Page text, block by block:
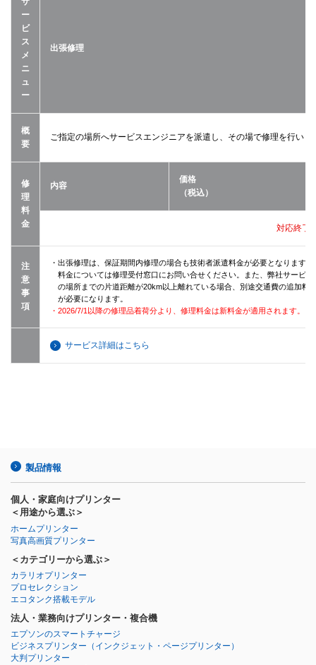
ー
ビ
ス
メ
ニ
ュ
ー
出張修理
概
要
ご指定の場所へサービスエンジニアを派遣し、その場で修理を行いま
修
理
料
金
内容
価格
（税込）
対応終了
注
意
事
項
・出張修理は、保証期間内修理の場合も技術者派遣料金が必要となります
料金については修理受付窓口にお問い合せください。また、弊社サービ
の場所までの片道距離が20km以上離れている場合、別途交通費の追加
が必要になります。
・2026/7/1以降の修理品着荷分より、修理料金は新料金が適用されます。
サービス詳細はこちら
製品情報
個人・家庭向けプリンター
＜用途から選ぶ＞
ホームプリンター
写真高画質プリンター
＜カテゴリーから選ぶ＞
カラリオプリンター
プロセレクション
エコタンク搭載モデル
法人・業務向けプリンター・複合機
エプソンのスマートチャージ
ビジネスプリンター （インクジェット・ページプリンター）
大判プリンター